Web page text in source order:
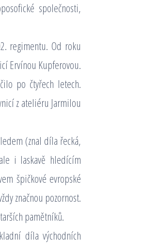
společnosti,
regimentu. Od roku
Ervínou Kupferovou.
po čtyřech letech.
z ateliéru Jarmilou
(znal díla řecká,
i laskavě hledícím
špičkové evropské
značnou pozornost.
pamětníků.
díla východních